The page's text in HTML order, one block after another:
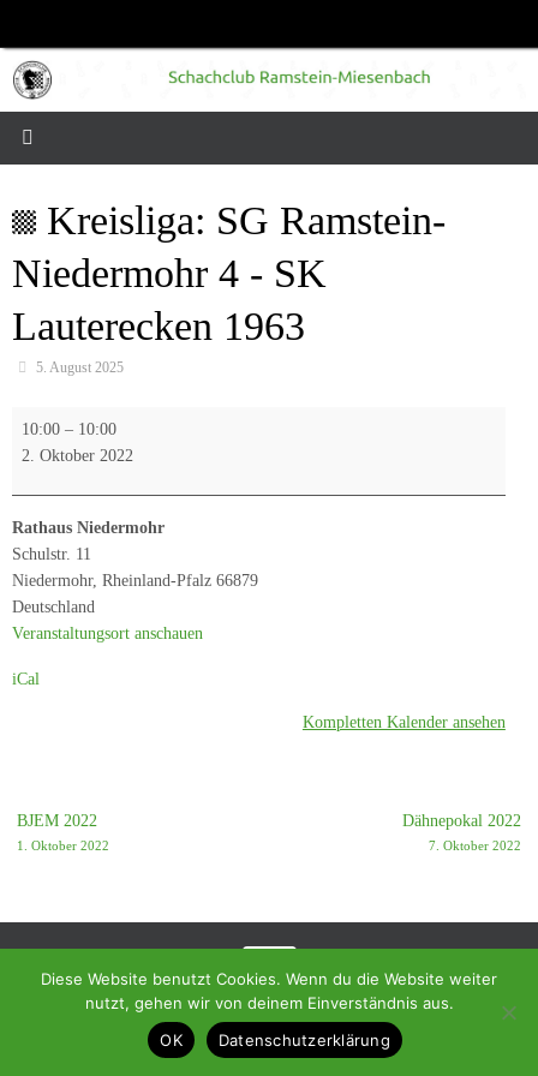
springen
Kreisliga: SG Ramstein-
Niedermohr 4 - SK
Lauterecken 1963
5. August 2025
Niedermohr
4
-
SK
Lauterecken
1963
10:00 – 10:00
2. Oktober 2022
Rathaus Niedermohr
Schulstr. 11
Niedermohr, Rheinland-Pfalz 66879
Deutschland
Veranstaltungsort anschauen
iCal
Kompletten Kalender ansehen
BJEM 2022
1. Oktober 2022
Dähnepokal 2022
7. Oktober 2022
© 2018 - Homepage des SC Ramstein-Miesenbach
Präsentiert vonTempera
Diese Website benutzt Cookies. Wenn du die Website weiter
nutzt, gehen wir von deinem Einverständnis aus.
OK
Datenschutzerklärung